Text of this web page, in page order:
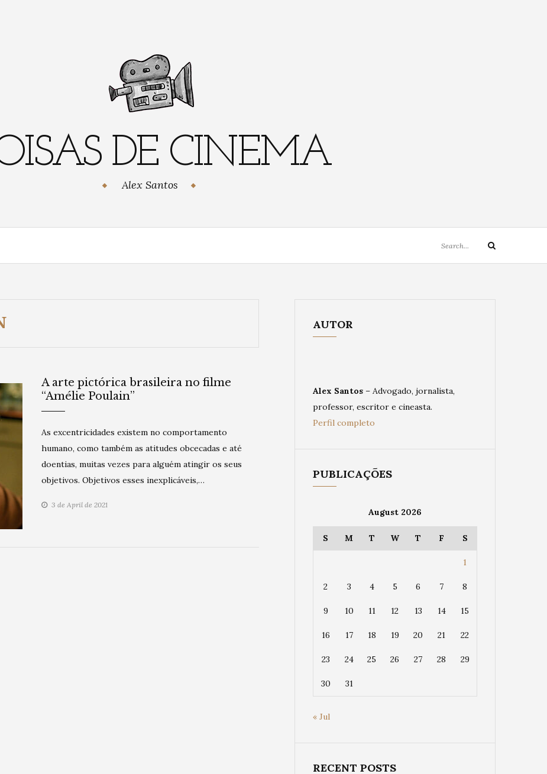
DE CINEMA
Alex Santos
for:
Search
A arte pictórica brasileira no filme
“Amélie Poulain”
As excentricidades existem no comportamento
humano, como também as atitudes obcecadas e até
doentias, muitas vezes para alguém atingir os seus
objetivos. Objetivos esses inexplicáveis,…
3 de April de 2021
AUTOR
Alex Santos – Advogado, jornalista,
professor, escritor e cineasta.
Perfil completo
PUBLICAÇÕES
August 2026
S M T W T F S
1
2 3 4 5 6 7 8
9 10 11 12 13 14 15
16 17 18 19 20 21 22
23 24 25 26 27 28 29
30 31
« Jul
RECENT POSTS